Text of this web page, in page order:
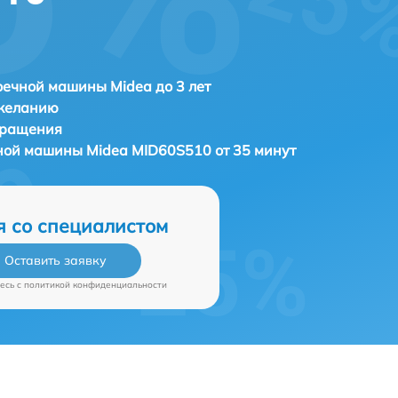
машины Midea до 3 лет
машины Midea MID60S510 от 35 минут
со специалистом
Оставить заявку
c политикой конфиденциальности